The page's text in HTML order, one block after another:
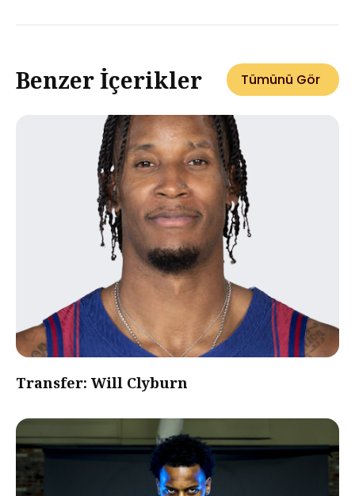
Benzer İçerikler Tümünü Gör
Transfer: Will Clyburn